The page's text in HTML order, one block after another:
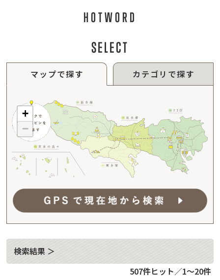
HOTWORD
SELECT
マップで探す カテゴリで探す
+
−
検索結果 ＞
507件ヒット／1～20件